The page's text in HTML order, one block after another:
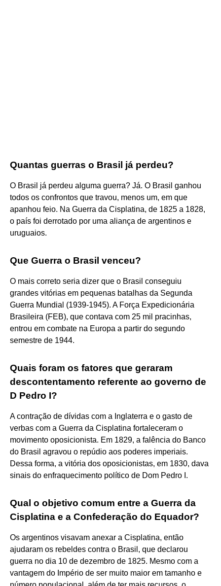
Quantas guerras o Brasil já perdeu?
O Brasil já perdeu alguma guerra? Já. O Brasil ganhou
todos os confrontos que travou, menos um, em que
apanhou feio. Na Guerra da Cisplatina, de 1825 a 1828,
o país foi derrotado por uma aliança de argentinos e
uruguaios.
Que Guerra o Brasil venceu?
O mais correto seria dizer que o Brasil conseguiu
grandes vitórias em pequenas batalhas da Segunda
Guerra Mundial (1939-1945). A Força Expedicionária
Brasileira (FEB), que contava com 25 mil pracinhas,
entrou em combate na Europa a partir do segundo
semestre de 1944.
Quais foram os fatores que geraram
descontentamento referente ao governo de
D Pedro I?
A contração de dívidas com a Inglaterra e o gasto de
verbas com a Guerra da Cisplatina fortaleceram o
movimento oposicionista. Em 1829, a falência do Banco
do Brasil agravou o repúdio aos poderes imperiais.
Dessa forma, a vitória dos oposicionistas, em 1830, dava
sinais do enfraquecimento político de Dom Pedro I.
Qual o objetivo comum entre a Guerra da
Cisplatina e a Confederação do Equador?
Os argentinos visavam anexar a Cisplatina, então
ajudaram os rebeldes contra o Brasil, que declarou
guerra no dia 10 de dezembro de 1825. Mesmo com a
vantagem do Império de ser muito maior em tamanho e